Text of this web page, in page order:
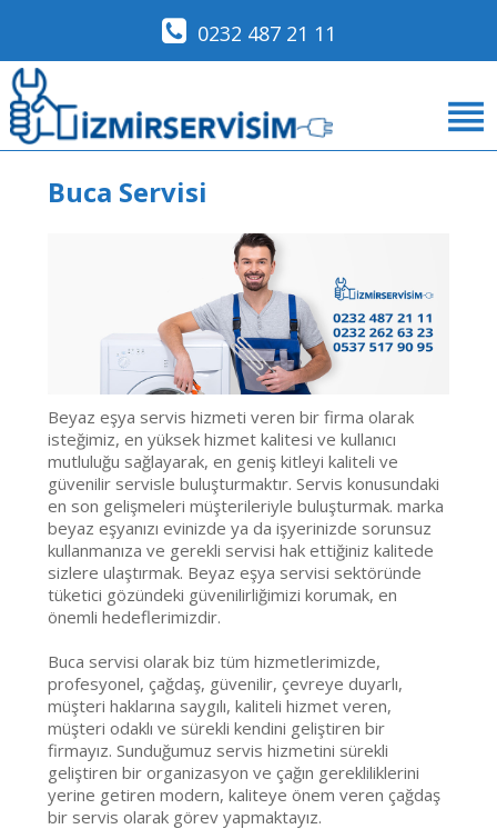
0232 487 21 11
Buca Servisi
Beyaz eşya servis hizmeti veren bir firma olarak
isteğimiz, en yüksek hizmet kalitesi ve kullanıcı
mutluluğu sağlayarak, en geniş kitleyi kaliteli ve
güvenilir servisle buluşturmaktır. Servis konusundaki
en son gelişmeleri müşterileriyle buluşturmak. marka
beyaz eşyanızı evinizde ya da işyerinizde sorunsuz
kullanmanıza ve gerekli servisi hak ettiğiniz kalitede
sizlere ulaştırmak. Beyaz eşya servisi sektöründe
tüketici gözündeki güvenilirliğimizi korumak, en
önemli hedeflerimizdir.
Buca servisi olarak biz tüm hizmetlerimizde,
profesyonel, çağdaş, güvenilir, çevreye duyarlı,
müşteri haklarına saygılı, kaliteli hizmet veren,
müşteri odaklı ve sürekli kendini geliştiren bir
firmayız. Sunduğumuz servis hizmetini sürekli
geliştiren bir organizasyon ve çağın gerekliliklerini
yerine getiren modern, kaliteye önem veren çağdaş
bir servis olarak görev yapmaktayız.